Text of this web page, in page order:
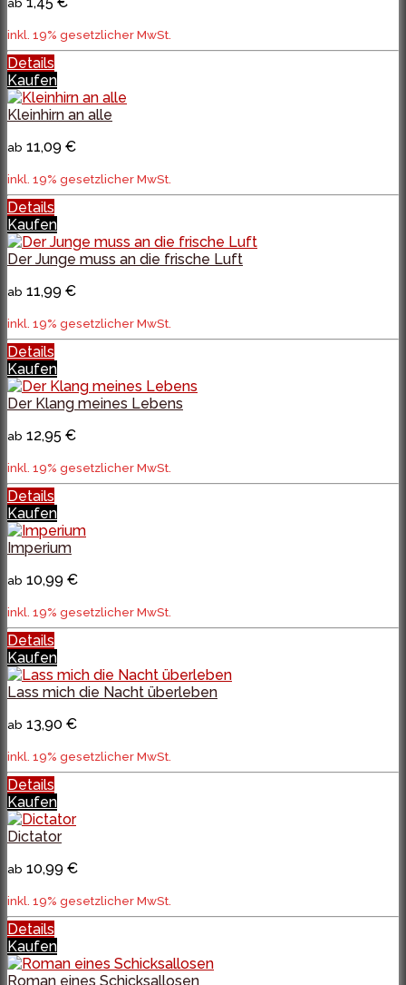
inkl. 19% gesetzlicher MwSt.
Details
Kaufen
Kleinhirn an alle
ab 11,09 €
inkl. 19% gesetzlicher MwSt.
Details
Kaufen
Der Junge muss an die frische Luft
ab 11,99 €
inkl. 19% gesetzlicher MwSt.
Details
Kaufen
Der Klang meines Lebens
ab 12,95 €
inkl. 19% gesetzlicher MwSt.
Details
Kaufen
Imperium
ab 10,99 €
inkl. 19% gesetzlicher MwSt.
Details
Kaufen
Lass mich die Nacht überleben
ab 13,90 €
inkl. 19% gesetzlicher MwSt.
Details
Kaufen
Dictator
ab 10,99 €
inkl. 19% gesetzlicher MwSt.
Details
Kaufen
Roman eines Schicksallosen